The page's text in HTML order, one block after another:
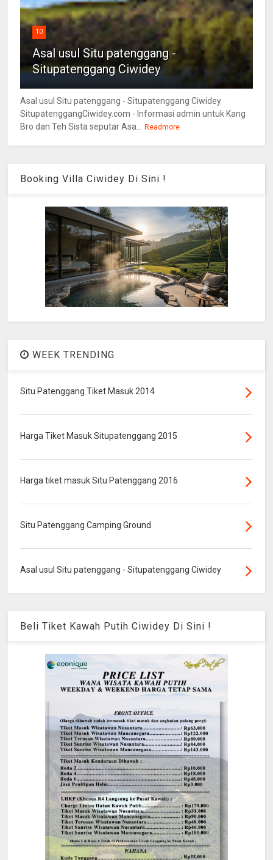
10
Asal usul Situ patenggang -
Situpatenggang Ciwidey
Asal usul Situ patenggang - Situpatenggang Ciwidey
SitupatenggangCiwidey.com - Informasi admin untuk Kang
Bro dan Teh Sista seputar Asa...
Readmore
Booking Villa Ciwidey Di Sini !
WEEK TRENDING
Situ Patenggang Tiket Masuk 2014
Harga Tiket Masuk Situpatenggang 2015
Harga tiket masuk Situ Patenggang 2016
Situ Patenggang Camping Ground
Asal usul Situ patenggang - Situpatenggang Ciwidey
Beli Tiket Kawah Putih Ciwidey Di Sini !